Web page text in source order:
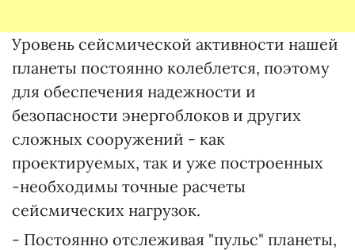
Уровень сейсмической активности нашей
планеты постоянно колеблется, поэтому
для обеспечения надежности и
безопасности энергоблоков и других
сложных сооружений - как
проектируемых, так и уже построенных
-необходимы точные расчеты
сейсмических нагрузок.
- Постоянно отслеживая "пульс" планеты,